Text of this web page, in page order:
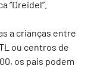
“Dreidel”.
a crianças entre
ou centros de
os pais podem